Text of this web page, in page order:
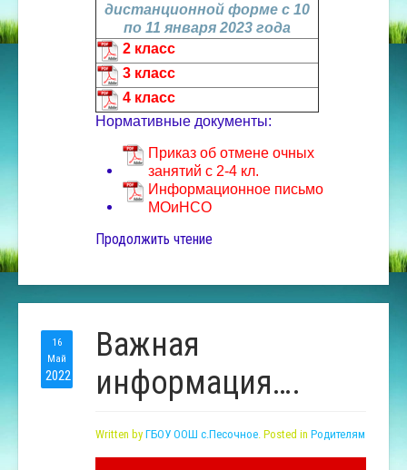
дистанционной форме с 10
по 11 января 2023 года
2 класс
3 класс
4 класс
Нормативные документы:
Приказ об отмене очных
занятий с 2-4 кл.
Информационное письмо
МОиНСО
Продолжить чтение
16
Май
2022
Важная
информация….
Written by ГБОУ ООШ с.Песочное . Posted in Родителям